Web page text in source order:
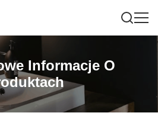
Informacje O